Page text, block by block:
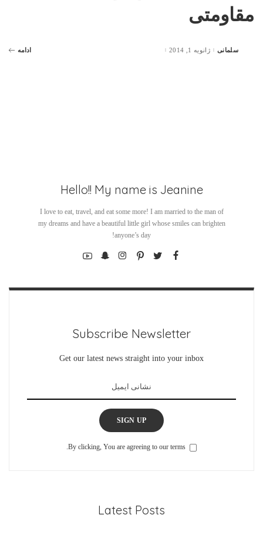
مقاومتی
Postedسلمانی ژانویه 1, 2014 ادامه
Hello!! My name is Jeanine
I love to eat, travel, and eat some more! I am married to the man of
my dreams and have a beautiful little girl whose smiles can brighten
anyone’s day!
Subscribe Newsletter
Get our latest news straight into your inbox
SIGN UP
By clicking, You are agreeing to our terms.
Latest Posts